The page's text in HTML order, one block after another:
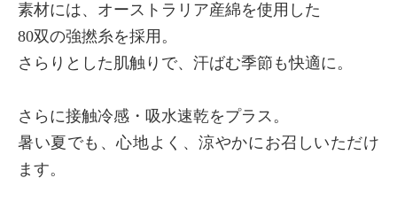
素材には、オーストラリア産綿を使用した
80双の強撚糸を採用。
さらりとした肌触りで、汗ばむ季節も快適に。
さらに接触冷感・吸水速乾をプラス。
暑い夏でも、心地よく、涼やかにお召しいただけ
ます。